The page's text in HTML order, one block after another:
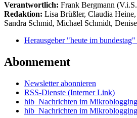
Verantwortlich: Frank Bergmann
Redaktion: Lisa Brüßler, Claudia
Sandra Schmid, Michael Schmidt,
Herausgeber "heute im
Abonnement
Newsletter abonnieren
RSS-Dienste (Interner Link)
hib_Nachrichten im
hib_Nachrichten im